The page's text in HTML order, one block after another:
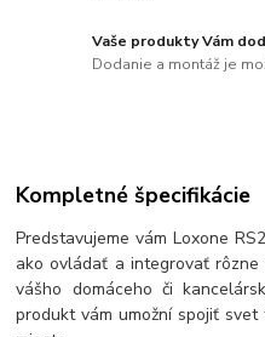
Vaše produkty Vám
Dodanie a montáž je
Kompletné špecifikácie
Predstavujeme vám Loxone
ako ovládať a integrovať
vášho domáceho či
produkt vám umožní spojiť